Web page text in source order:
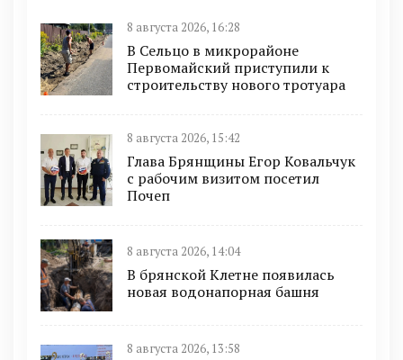
8 августа 2026, 16:28
В Сельцо в микрорайоне
Первомайский приступили к
строительству нового тротуара
8 августа 2026, 15:42
Глава Брянщины Егор Ковальчук
с рабочим визитом посетил
Почеп
8 августа 2026, 14:04
В брянской Клетне появилась
новая водонапорная башня
8 августа 2026, 13:58